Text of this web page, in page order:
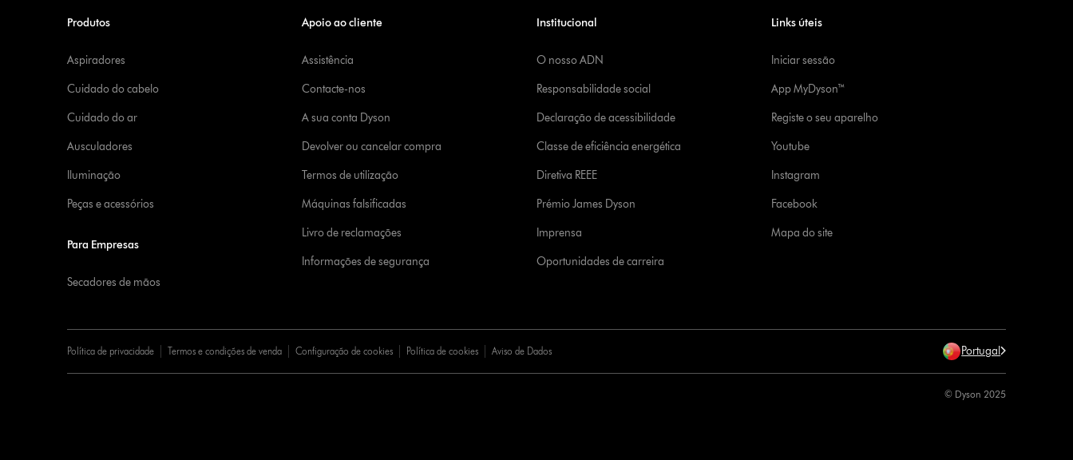
Produtos
Aspiradores
Cuidado do cabelo
Cuidado do ar
Ausculadores
Iluminação
Peças e acessórios
Para Empresas
Secadores de mãos
Apoio ao cliente
Assistência
Contacte-nos
A sua conta Dyson
Devolver ou cancelar compra
Termos de utilização
Máquinas falsificadas
Livro de reclamações
Informações de segurança
Institucional
O nosso ADN
Responsabilidade social
Declaração de acessibilidade
Classe de eficiência energética
Diretiva REEE
Prémio James Dyson
Imprensa
Oportunidades de carreira
Links úteis
Iniciar sessão
App MyDyson™
Registe o seu aparelho
Youtube
Instagram
Facebook
Mapa do site
Política de privacidade Termos e condições de venda Configuração de cookies Política de cookies Aviso de Dados Portugal
© Dyson 2025